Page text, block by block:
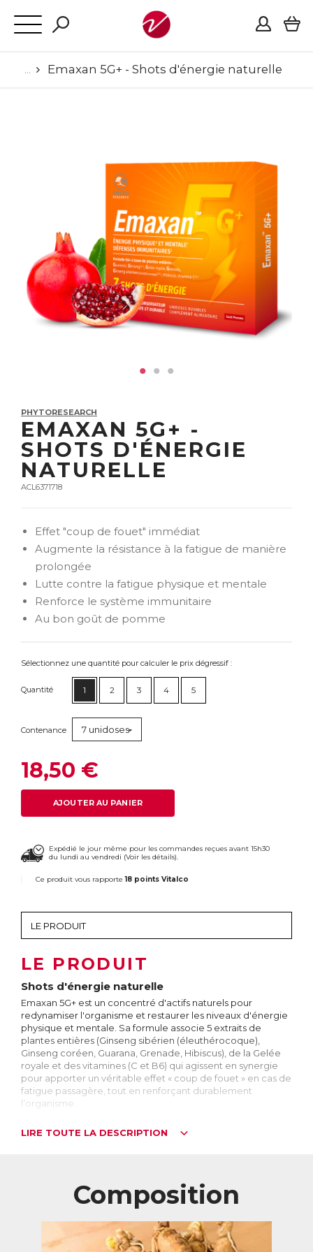
Emaxan 5G+ - Shots d'énergie naturelle
PHYTORESEARCH
EMAXAN 5G+ -
SHOTS D'ÉNERGIE
NATURELLE
ACL6371718
Effet "coup de fouet" immédiat
Augmente la résistance à la fatigue de manière
prolongée
Lutte contre la fatigue physique et mentale
Renforce le système immunitaire
Au bon goût de pomme
Sélectionnez une quantité pour calculer le prix dégressif :
Quantité 1 2 3 4 5
Contenance 7 unidoses
18,50 €
AJOUTER AU PANIER
Expédié le jour même pour les commandes reçues avant 15h30
du lundi au vendredi (Voir les détails).
Ce produit vous rapporte18 points Vitalco
LE PRODUIT
Shots d'énergie naturelle
Emaxan 5G+ est un concentré d'actifs naturels pour
redynamiser l'organisme et restaurer les niveaux d'énergie
physique et mentale. Sa formule associe 5 extraits de
plantes entières (Ginseng sibérien (éleuthérocoque),
Ginseng coréen, Guarana, Grenade, Hibiscus), de la Gelée
royale et des vitamines (C et B6) qui agissent en synergie
pour apporter un véritable effet « coup de fouet » en cas de
fatigue passagère, tout en renforçant durablement
l’organisme.
Facile à prendre et au bon goût de pomme, Emaxan 5G+
soutenir leurs défenses immunitaires
augmenter la résistance de l’organisme à la fatigue.
Formule naturelle garantie sans arôme, édulcorant ou
colorant artificiels. Ne contient pas de conservateur.
LIRE TOUTE LA DESCRIPTION
Composition